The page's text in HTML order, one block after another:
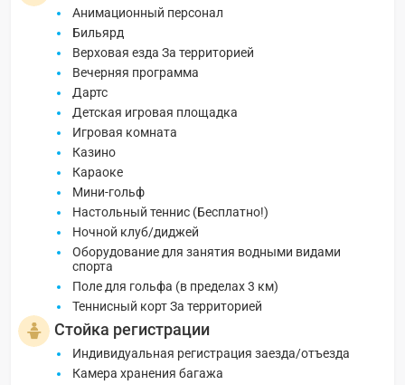
Анимационный персонал
Бильярд
Верховая езда За территорией
Вечерняя программа
Дартс
Детская игровая площадка
Игровая комната
Казино
Караоке
Мини-гольф
Настольный теннис (Бесплатно!)
Ночной клуб/диджей
Оборудование для занятия водными видами
спорта
Поле для гольфа (в пределах 3 км)
Теннисный корт За территорией
Стойка регистрации
Индивидуальная регистрация заезда/отъезда
Камера хранения багажа